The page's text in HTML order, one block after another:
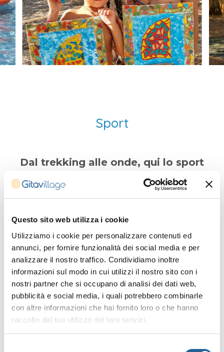
Questo sito web utilizza i cookie
Utilizziamo i cookie per personalizzare contenuti ed
annunci, per fornire funzionalità dei social media e per
analizzare il nostro traffico. Condividiamo inoltre
informazioni sul modo in cui utilizzi il nostro sito con i
nostri partner che si occupano di analisi dei dati web,
pubblicità e social media, i quali potrebbero combinarle
con altre informazioni che hai fornito loro o che hanno
raccolto dal tuo utilizzo dei loro servizi.
Sport
Dal trekking alle onde, qui lo sport
è un’avventura continua.
Nel cuore del villaggio ti aspettano
campi nuovissimi pertennis,basket,
calcettoe ping pong, perfetti per
allenarsi o sfidare gli amici. Se ami la
quiete, puoi meditare nell’anfiteatro
tra gli ulivi con vista sul mare. E se il
richiamo dell’acqua è irresistibile,
nella Baia di Talamone puoi provare il
brivido delkitesurf, delwindsurfo
della canoa polinesiana.Sportivi o
semplici curiosi, qui c’è spazio per
tutti.